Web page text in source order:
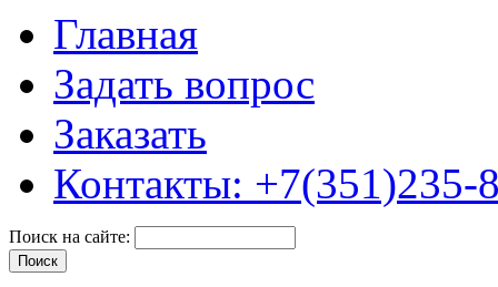
Главная
Задать вопрос
Заказать
Контакты: +7(351)235-
Поиск на сайте: